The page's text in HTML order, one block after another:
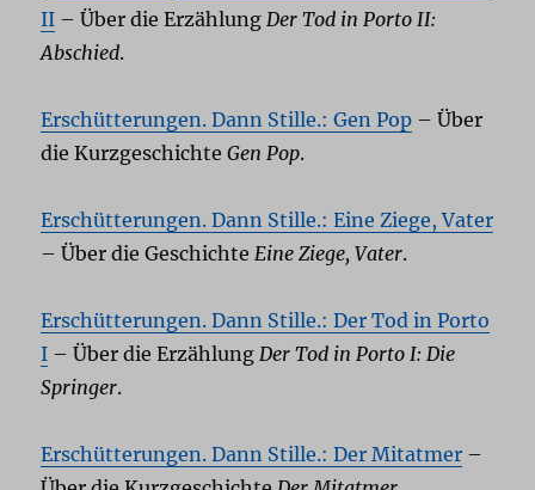
II – Über die ErzählungDer Tod in Porto II:
Abschied.
Erschütterungen. Dann Stille.: Gen Pop – Über
die KurzgeschichteGen Pop.
Erschütterungen. Dann Stille.: Eine Ziege, Vater
– Über die GeschichteEine Ziege, Vater.
Erschütterungen. Dann Stille.: Der Tod in Porto
I – Über die ErzählungDer Tod in Porto I: Die
Springer.
Erschütterungen. Dann Stille.: Der Mitatmer –